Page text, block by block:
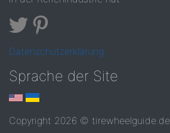
Datenschutzerklärung
Sprache der Site
Copyright 2026 © tirewheelguide.de